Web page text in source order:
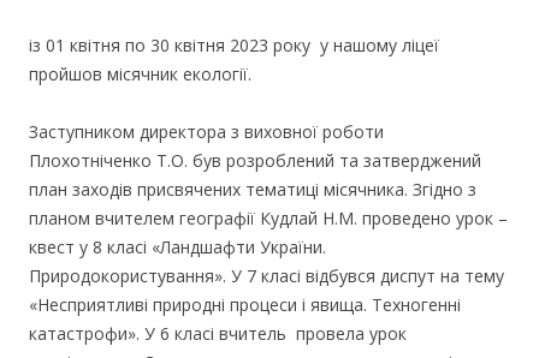
із 01 квітня по 30 квітня 2023 року у нашому ліцеї
пройшов місячник екології.
Заступником директора з виховної роботи
Плохотніченко Т.О. був розроблений та затверджений
план заходів присвячених тематиці місячника. Згідно з
планом вчителем географії Кудлай Н.М. проведено урок –
квест у 8 класі «Ландшафти України.
Природокористування». У 7 класі відбувся диспут на тему
«Несприятливі природні процеси і явища. Техногенні
катастрофи». У 6 класі вчитель провела урок